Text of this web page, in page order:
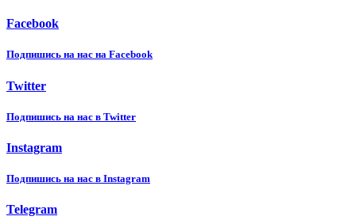
Facebook
Подпишиcь на нас на Facebook
Twitter
Подпишиcь на нас в Twitter
Instagram
Подпишиcь на нас в Instagram
Telegram